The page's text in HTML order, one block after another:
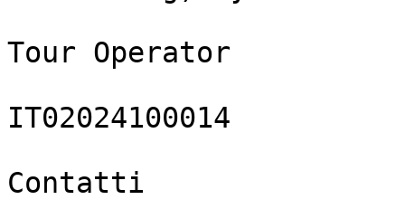
Tour Operator
IT02024100014
Contatti